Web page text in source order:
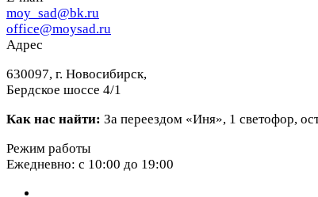
moy_sad@bk.ru
office@moysad.ru
Адрес
630097, г. Новосибирск,
Бердское шоссе 4/1
Как нас найти: За переездом «Иня», 1 светофор,
Режим работы
Ежедневно: с 10:00 до 19:00